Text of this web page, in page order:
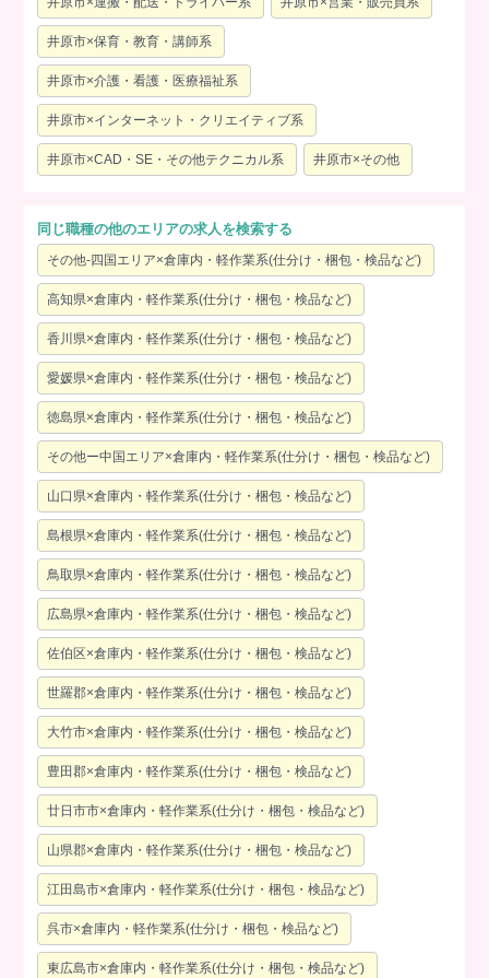
井原市×保育・教育・講師系
井原市×介護・看護・医療福祉系
井原市×インターネット・クリエイティブ系
井原市×CAD・SE・その他テクニカル系 井原市×その他
同じ職種の他のエリアの求人を検索する
その他-四国エリア×倉庫内・軽作業系(仕分け・梱包・検品など)
高知県×倉庫内・軽作業系(仕分け・梱包・検品など)
香川県×倉庫内・軽作業系(仕分け・梱包・検品など)
愛媛県×倉庫内・軽作業系(仕分け・梱包・検品など)
徳島県×倉庫内・軽作業系(仕分け・梱包・検品など)
その他ー中国エリア×倉庫内・軽作業系(仕分け・梱包・検品など)
山口県×倉庫内・軽作業系(仕分け・梱包・検品など)
島根県×倉庫内・軽作業系(仕分け・梱包・検品など)
鳥取県×倉庫内・軽作業系(仕分け・梱包・検品など)
広島県×倉庫内・軽作業系(仕分け・梱包・検品など)
佐伯区×倉庫内・軽作業系(仕分け・梱包・検品など)
世羅郡×倉庫内・軽作業系(仕分け・梱包・検品など)
大竹市×倉庫内・軽作業系(仕分け・梱包・検品など)
豊田郡×倉庫内・軽作業系(仕分け・梱包・検品など)
廿日市市×倉庫内・軽作業系(仕分け・梱包・検品など)
山県郡×倉庫内・軽作業系(仕分け・梱包・検品など)
江田島市×倉庫内・軽作業系(仕分け・梱包・検品など)
呉市×倉庫内・軽作業系(仕分け・梱包・検品など)
東広島市×倉庫内・軽作業系(仕分け・梱包・検品など)